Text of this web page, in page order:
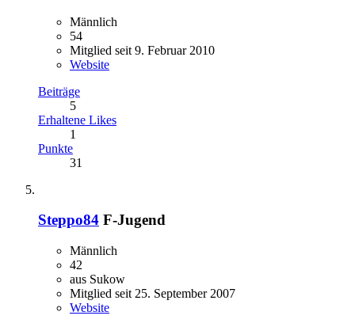
Männlich
54
Mitglied seit 9. Februar 2010
Website
Beiträge
5
Erhaltene Likes
1
Punkte
31
Steppo84 F-Jugend
Männlich
42
aus Sukow
Mitglied seit 25. September 2007
Website